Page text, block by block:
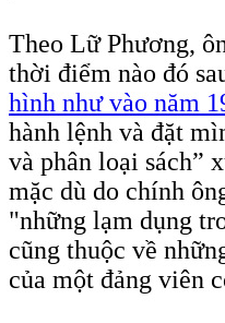
Theo Lữ Phương,
thời điểm nào đó
hình như vào năm
hành lệnh và đặt
và phân loại sách”
mặc dù do chính
"những lạm dụng
cũng thuộc về
của một đảng viên